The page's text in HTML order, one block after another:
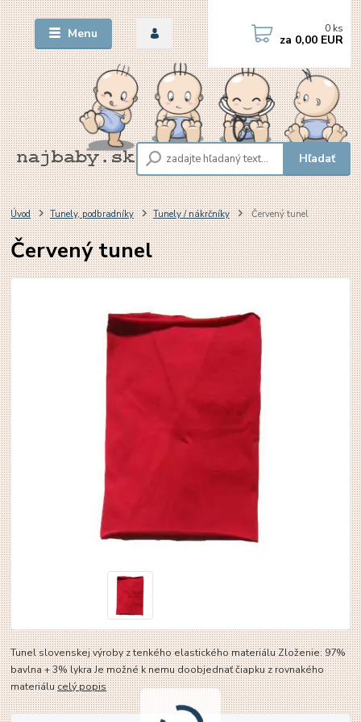
Menu
Hľadať
0 ks
za 0,00 EUR
Úvod Tunely, podbradníky Tunely / nákrčníky Červený tunel
Červený tunel
Tunel slovenskej výroby z tenkého elastického materiálu Zloženie: 97%
bavlna + 3% lykra Je možné k nemu doobjednať čiapku z rovnakého
materiálucelý popis